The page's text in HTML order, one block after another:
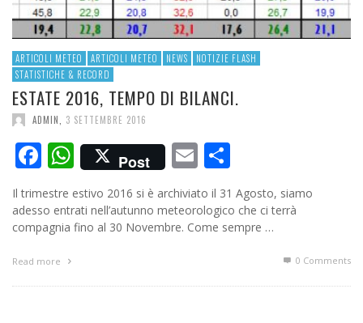
ARTICOLI METEO ARTICOLI METEO NEWS
NOTIZIE FLASH
STATISTICHE & RECORD
ESTATE 2016, TEMPO DI BILANCI.
ADMIN 3 SETTEMBRE 2016
Facebook
WhatsApp
Post Email
Il trimestre estivo 2016 si è archiviato il 31 Agosto, siamo
adesso entrati nell’autunno meteorologico che ci terrà
compagnia fino al 30 Novembre. Come sempre …
Read more 0 Comments